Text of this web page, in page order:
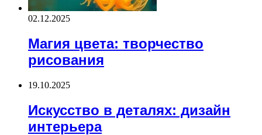
02.12.2025
Магия цвета: творчество
рисования
19.10.2025
Искусство в деталях: дизайн
интерьера